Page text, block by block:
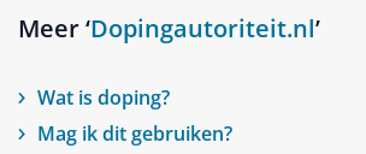
Meer ‘Dopingautoriteit.nl’
Wat is doping?
Mag ik dit gebruiken?